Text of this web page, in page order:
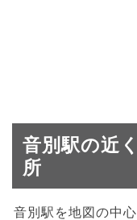
音別駅の近
所
音別駅を地図の中